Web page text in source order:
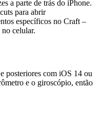
a parte de trás do iPhone.
para abrir
específicos no Craft –
celular.
posteriores com iOS 14 ou
e o giroscópio, então